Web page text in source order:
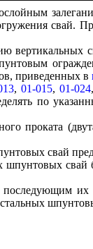
приведенных в
,01-015,01-024
по
проката
свай